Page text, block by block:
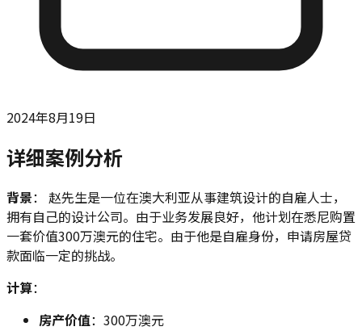
2024年8月19日
详细案例分析
背景： 赵先生是一位在澳大利亚从事建筑设计的自雇人士，
拥有自己的设计公司。由于业务发展良好，他计划在悉尼购置
一套价值300万澳元的住宅。由于他是自雇身份，申请房屋贷
款面临一定的挑战。
计算：
房产价值：300万澳元